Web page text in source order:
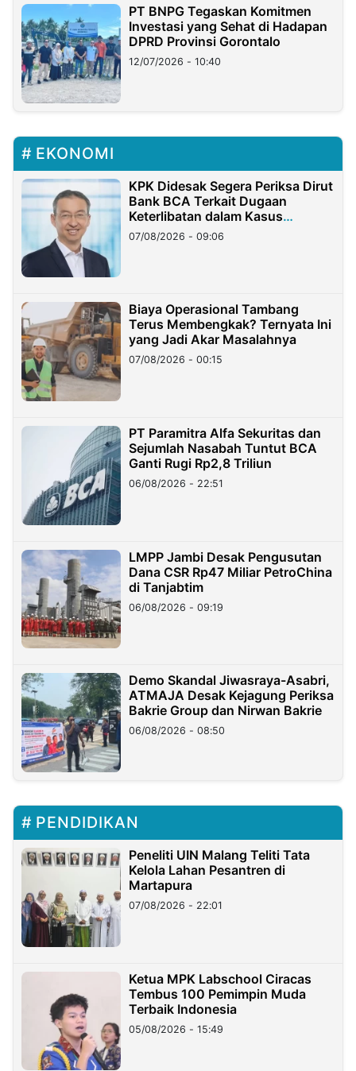
PT BNPG Tegaskan Komitmen
Investasi yang Sehat di Hadapan
DPRD Provinsi Gorontalo
12/07/2026 - 10:40
EKONOMI
KPK Didesak Segera Periksa Dirut
Bank BCA Terkait Dugaan
Keterlibatan dalam Kasus
Hilangnya Dana Nasabah Rp2,58
Miliar
07/08/2026 - 09:06
Biaya Operasional Tambang
Terus Membengkak? Ternyata Ini
yang Jadi Akar Masalahnya
07/08/2026 - 00:15
PT Paramitra Alfa Sekuritas dan
Sejumlah Nasabah Tuntut BCA
Ganti Rugi Rp2,8 Triliun
06/08/2026 - 22:51
LMPP Jambi Desak Pengusutan
Dana CSR Rp47 Miliar PetroChina
di Tanjabtim
06/08/2026 - 09:19
Demo Skandal Jiwasraya-Asabri,
ATMAJA Desak Kejagung Periksa
Bakrie Group dan Nirwan Bakrie
06/08/2026 - 08:50
PENDIDIKAN
Peneliti UIN Malang Teliti Tata
Kelola Lahan Pesantren di
Martapura
07/08/2026 - 22:01
Ketua MPK Labschool Ciracas
Tembus 100 Pemimpin Muda
Terbaik Indonesia
05/08/2026 - 15:49